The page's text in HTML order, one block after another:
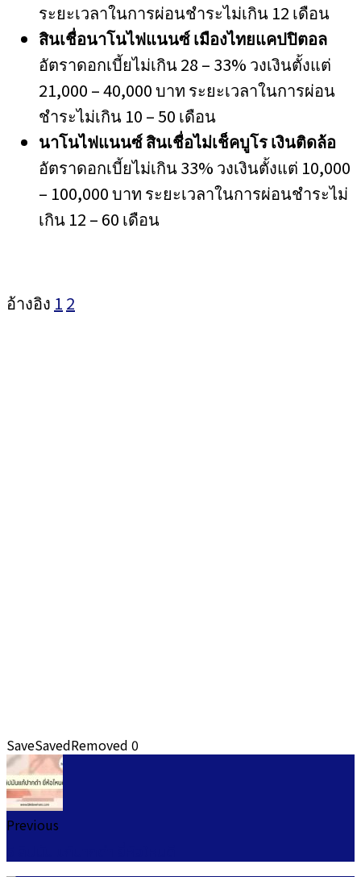
ระยะเวลาในการผ่อนชำระไม่เกิน 12 เดือน
สินเชื่อนาโนไฟแนนซ์ เมืองไทยแคปปิตอล
อัตราดอกเบี้ยไม่เกิน 28 – 33% วงเงินตั้งแต่
21,000 – 40,000 บาท ระยะเวลาในการผ่อน
ชำระไม่เกิน 10 – 50 เดือน
นาโนไฟแนนซ์ สินเชื่อไม่เช็คบูโร เงินติดล้อ
อัตราดอกเบี้ยไม่เกิน 33% วงเงินตั้งแต่ 10,000
– 100,000 บาท ระยะเวลาในการผ่อนชำระไม่
เกิน 12 – 60 เดือน
อ้างอิง 1 2
SaveSavedRemoved 0
Previous